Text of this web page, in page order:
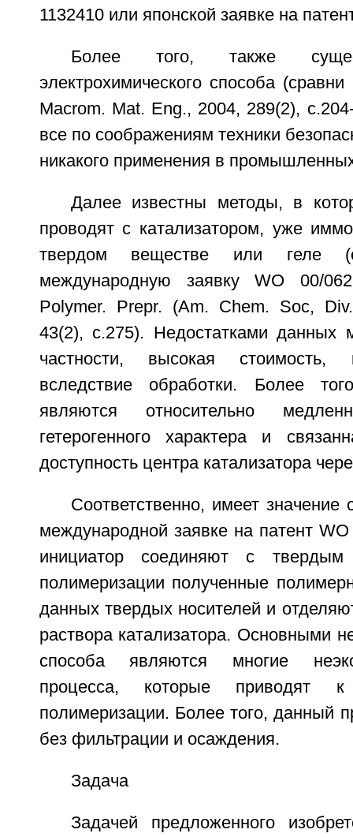
1132410 или японской заявке на
Более того, также
электрохимического способа
Macrom. Mat. Eng., 2004, 289(2),
все по соображениям техники
никакого применения в
Далее известны методы, в
проводят с катализатором, уже
твердом веществе или геле
международную заявку WO 00/
Polymer. Prepr. (Am. Chem. Soc,
43(2), c.275). Недостатками данных
частности, высокая стоимость,
вследствие обработки. Более
являются относительно
гетерогенного характера и
доступность центра катализатора
Соответственно, имеет значение
международной заявке на патент
инициатор соединяют с
полимеризации полученные
данных твердых носителей и
раствора катализатора. Основными
способа являются многие
процесса, которые приводят к
полимеризации. Более того, данный
без фильтрации и осаждения.
Задача
Задачей предложенного